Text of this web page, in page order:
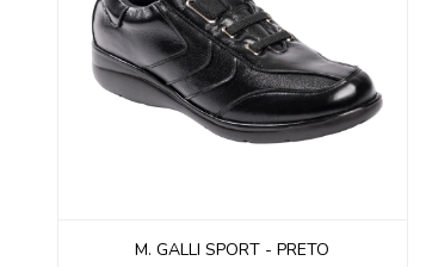
M. GALLI SPORT - PRETO